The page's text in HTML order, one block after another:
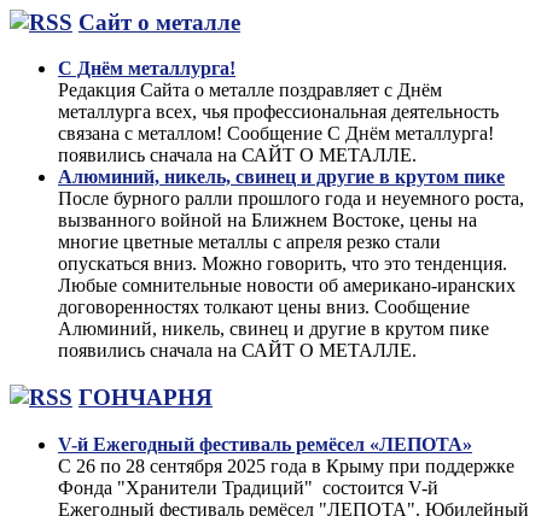
Сайт о металле
С Днём металлурга!
Редакция Сайта о металле поздравляет с Днём
металлурга всех, чья профессиональная деятельность
связана с металлом! Сообщение С Днём металлурга!
появились сначала на САЙТ О МЕТАЛЛЕ.
Алюминий, никель, свинец и другие в крутом пике
После бурного ралли прошлого года и неуемного роста,
вызванного войной на Ближнем Востоке, цены на
многие цветные металлы с апреля резко стали
опускаться вниз. Можно говорить, что это тенденция.
Любые сомнительные новости об американо-иранских
договоренностях толкают цены вниз. Сообщение
Алюминий, никель, свинец и другие в крутом пике
появились сначала на САЙТ О МЕТАЛЛЕ.
ГОНЧАРНЯ
V-й Ежегодный фестиваль ремёсел «ЛЕПОТА»
С 26 по 28 сентября 2025 года в Крыму при поддержке
Фонда "Хранители Традиций" состоится V-й
Ежегодный фестиваль ремёсел "ЛЕПОТА". Юбилейный